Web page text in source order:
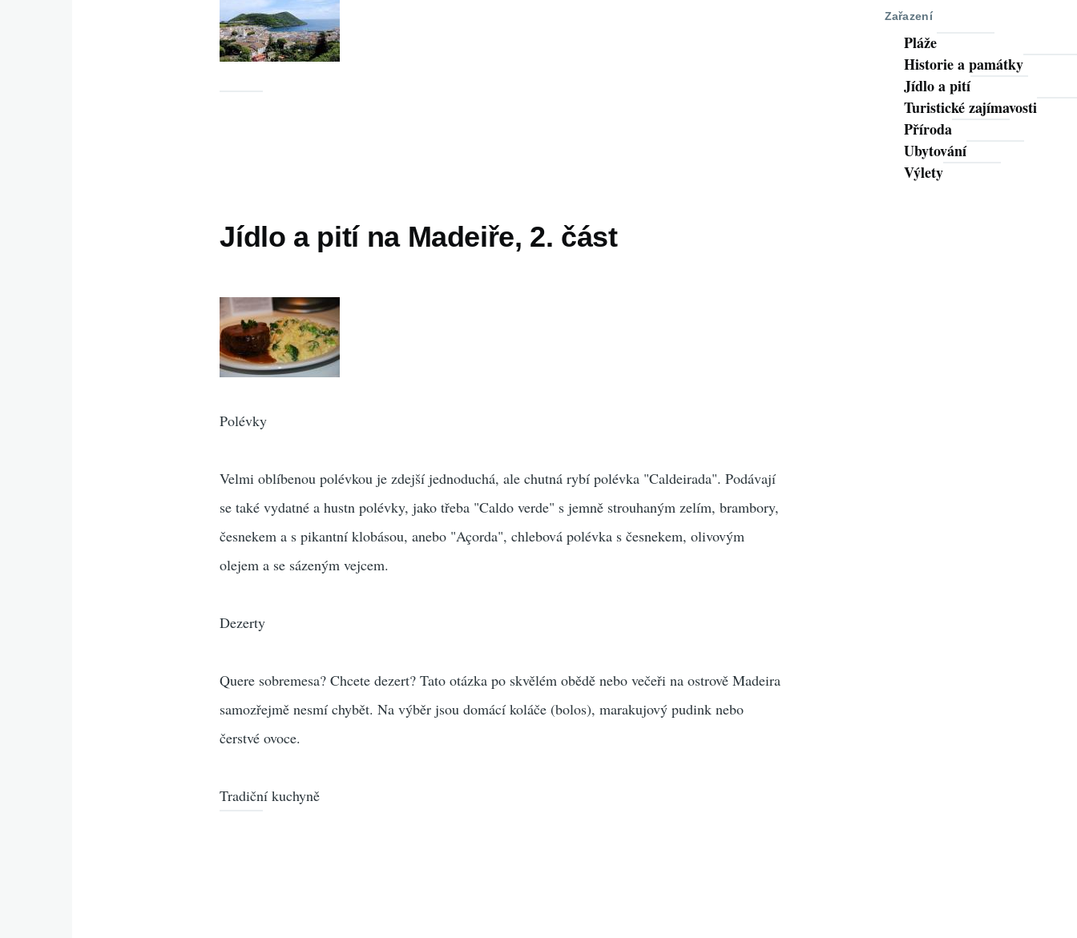
Jídlo a pití na Madeiře, 2. část
Polévky
Velmi oblíbenou polévkou je zdejší jednoduchá, ale chutná rybí polévka "Caldeirada". Podávají
se také vydatné a hustn polévky, jako třeba "Caldo verde" s jemně strouhaným zelím, brambory,
česnekem a s pikantní klobásou, anebo "Açorda", chlebová polévka s česnekem, olivovým
olejem a se sázeným vejcem.
Dezerty
Quere sobremesa? Chcete dezert? Tato otázka po skvělém obědě nebo večeři na ostrově Madeira
samozřejmě nesmí chybět. Na výběr jsou domácí koláče (bolos), marakujový pudink nebo
čerstvé ovoce.
Tradiční kuchyně
Zařazení
Pláže
Historie a památky
Jídlo a pití
Turistické zajímavosti
Příroda
Ubytování
Výlety